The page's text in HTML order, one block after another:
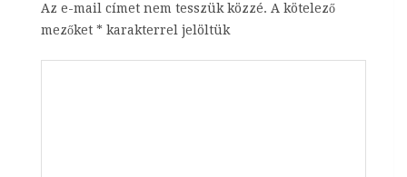
Az e-mail címet nem tesszük közzé. A kötelező
mezőket * karakterrel jelöltük